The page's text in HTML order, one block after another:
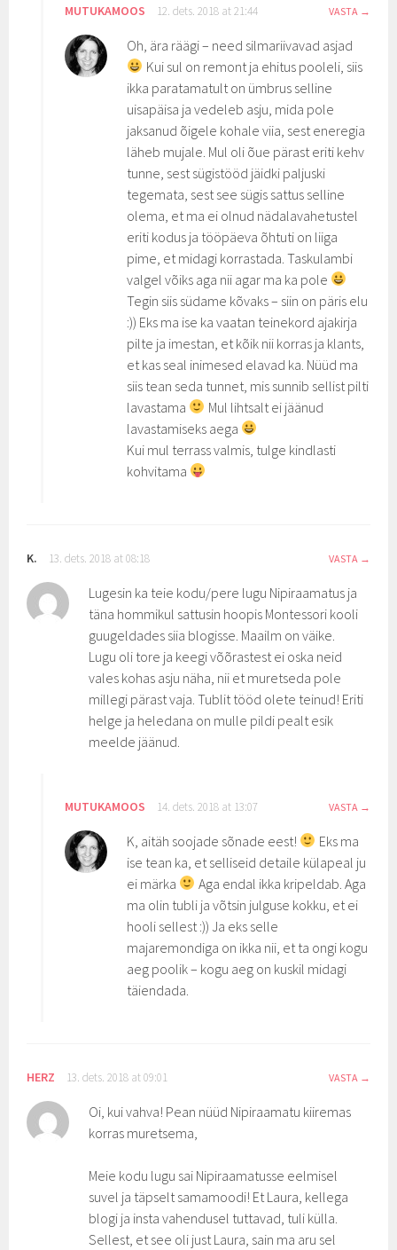
MUTUKAMOOS 12. dets. 2018 at 21:44 VASTA
Oh, ära räägi – need silmariivavad asjad
Kui sul on remont ja ehitus pooleli, siis
ikka paratamatult on ümbrus selline
uisapäisa ja vedeleb asju, mida pole
jaksanud õigele kohale viia, sest eneregia
läheb mujale. Mul oli õue pärast eriti kehv
tunne, sest sügistööd jäidki paljuski
tegemata, sest see sügis sattus selline
olema, et ma ei olnud nädalavahetustel
eriti kodus ja tööpäeva õhtuti on liiga
pime, et midagi korrastada. Taskulambi
valgel võiks aga nii agar ma ka pole
Tegin siis südame kõvaks – siin on päris elu
:)) Eks ma ise ka vaatan teinekord ajakirja
pilte ja imestan, et kõik nii korras ja klants,
et kas seal inimesed elavad ka. Nüüd ma
siis tean seda tunnet, mis sunnib sellist pilti
lavastama
Mul lihtsalt ei jäänud
lavastamiseks aega
Kui mul terrass valmis, tulge kindlasti
kohvitama
K. 13. dets. 2018 at 08:18 VASTA
Lugesin ka teie kodu/pere lugu Nipiraamatus ja
täna hommikul sattusin hoopis Montessori kooli
guugeldades siia blogisse. Maailm on väike.
Lugu oli tore ja keegi võõrastest ei oska neid
vales kohas asju näha, nii et muretseda pole
millegi pärast vaja. Tublit tööd olete teinud! Eriti
helge ja heledana on mulle pildi pealt esik
meelde jäänud.
MUTUKAMOOS 14. dets. 2018 at 13:07 VASTA
K, aitäh soojade sõnade eest!
Eks ma
ise tean ka, et selliseid detaile külapeal ju
ei märka
Aga endal ikka kripeldab. Aga
ma olin tubli ja võtsin julguse kokku, et ei
hooli sellest :)) Ja eks selle
majaremondiga on ikka nii, et ta ongi kogu
aeg poolik – kogu aeg on kuskil midagi
täiendada.
HERZ 13. dets. 2018 at 09:01 VASTA
Oi, kui vahva! Pean nüüd Nipiraamatu kiiremas
korras muretsema,
Meie kodu lugu sai Nipiraamatusse eelmisel
suvel ja täpselt samamoodi! Et Laura, kellega
blogi ja insta vahendusel tuttavad, tuli külla.
Sellest, et see oli just Laura, sain ma aru sel